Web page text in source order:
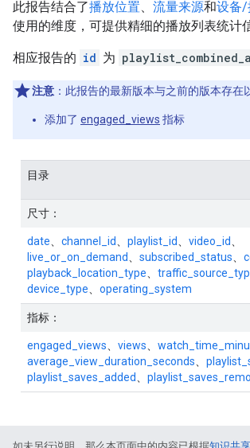
此报告结合了播放位置、 流量来源和设备/
使用的维度，可提供精细的播放列表统计
相应报告的 id 为
注意 ：此报告的最新版本与之前的版本存在
添加了 engaged_views 指标
目录
尺寸：
date channel_id playlist_id video_id
live_or_on_demand
subscribed_status
playback_location_type
device_type
operating_system
指标：
engaged_views views
average_view_duration_seconds
playlist_saves_added